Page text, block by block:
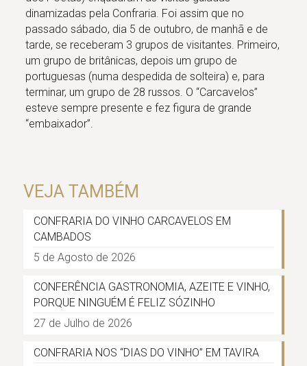
dinamizadas pela Confraria. Foi assim que no
passado sábado, dia 5 de outubro, de manhã e de
tarde, se receberam 3 grupos de visitantes. Primeiro,
um grupo de britânicas, depois um grupo de
portuguesas (numa despedida de solteira) e, para
terminar, um grupo de 28 russos. O “Carcavelos”
esteve sempre presente e fez figura de grande
“embaixador”.
VEJA TAMBÉM
CONFRARIA DO VINHO CARCAVELOS EM
CAMBADOS
5 de Agosto de 2026
CONFERÊNCIA GASTRONOMIA, AZEITE E VINHO,
PORQUE NINGUÉM É FELIZ SÓZINHO
27 de Julho de 2026
CONFRARIA NOS “DIAS DO VINHO” EM TAVIRA